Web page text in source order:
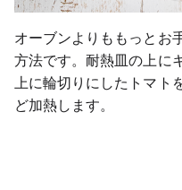
オーブンよりももっとお
方法です。耐熱皿の上に
上に輪切りにしたトマト
ど加熱します。